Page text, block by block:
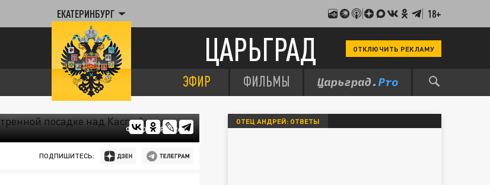
ЕКАТЕРИНБУРГ 18+
ЦАРЬГРАД ОТКЛЮЧИТЬ РЕКЛАМУ
ЭФИР ФИЛЬМЫ
ФОТО: ЦАРЬГРАД
ПОДПИШИТЕСЬ:
ОТЕЦ АНДРЕЙ: ОТВЕТЫ